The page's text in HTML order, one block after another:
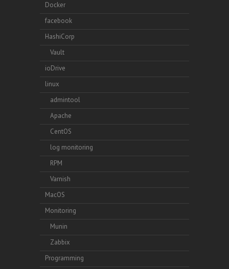
Docker
facebook
HashiCorp
Vault
ioDrive
linux
admintool
Apache
CentOS
log monitoring
RPM
Varnish
MacOS
Monitoring
Munin
Zabbix
Programming